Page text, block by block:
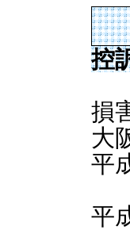
控
損
大
平
平